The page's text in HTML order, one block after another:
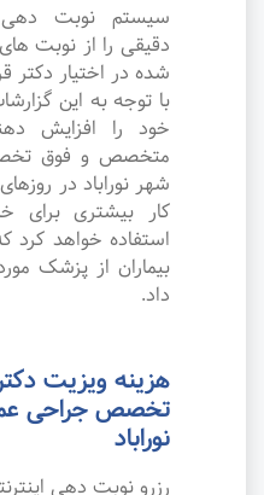
سیستم نوبت دهی
دقیقی را از نوبت
شده در اختیار دکتر
با توجه به این
خود را افزایش
متخصص و فوق
شهر نوراباد در
کار بیشتری برای
استفاده خواهد کرد
بیماران از پزشک
داد.
هزینه ویزیت
تخصص جراحی
نوراباد
رزرو نوبت دهی